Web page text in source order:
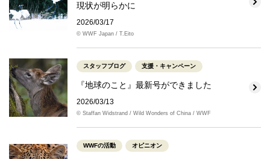
現状が明らかに
2026/03/17
© WWF Japan / T.Eito
スタッフブログ 支援・キャンペーン
『地球のこと』最新号ができました
2026/03/13
© Staffan Widstrand / Wild Wonders of China / WWF
WWFの活動 オピニオン